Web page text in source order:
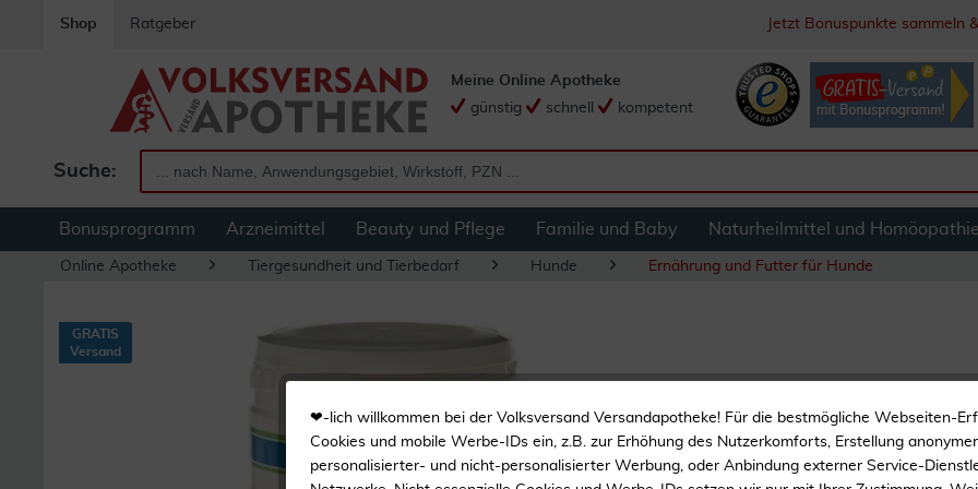
Shop Ratgeber Jetzt Bonuspunkte sammeln
Suche:
Meine Online Apotheke
günstig
schnell kompetent
Bonusprogramm Arzneimittel Beauty und Pflege Familie und Baby Naturheilmittel und Homöopathie
Online Apotheke Tiergesundheit und Tierbedarf Hunde Ernährung und Futter für Hunde
Reines Naturprodukt
Mit Proteinen
GRATIS
Versand
❤-lich willkommen bei der Volksversand Versandapotheke! Für die bestmögliche Webseiten-
Cookies und mobile Werbe-IDs ein, z.B. zur Erhöhung des Nutzerkomforts, Erstellung
personalisierter- und nicht-personalisierter Werbung, oder Anbindung externer Service-